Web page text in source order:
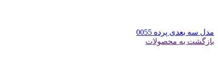
مدل سه بعدی پرده 0055
بازگشت به محصولات